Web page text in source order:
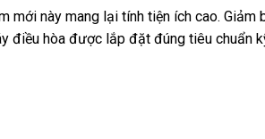
mới này mang lại tính tiện ích cao. Giảm
điều hòa được lắp đặt đúng tiêu chuẩn